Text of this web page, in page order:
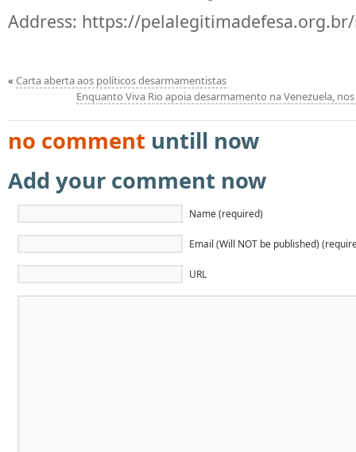
Address: https://
« Carta aberta aos políticos desarmamentistas
Enquanto Viva Rio apoia desarmamento na Venezuela,
no comment untill now
Add your comment now
Name (required)
Email (Will NOT be published)
URL